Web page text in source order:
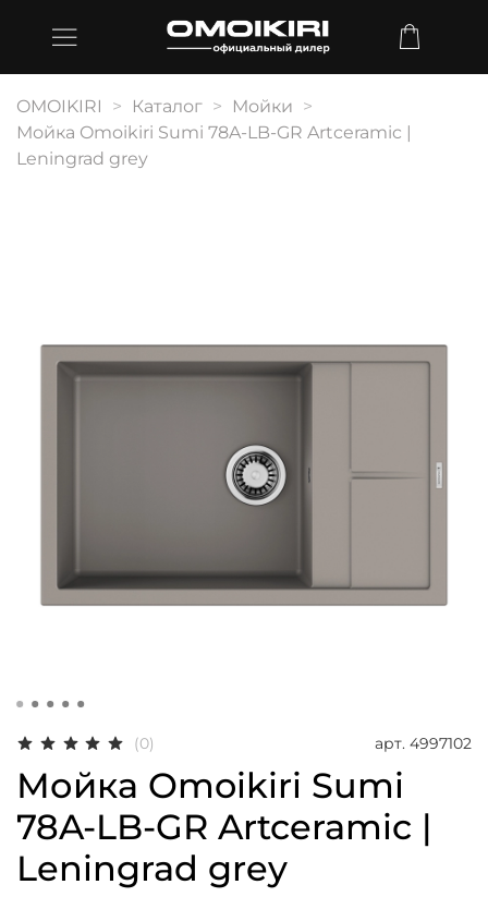
OMOIKIRI Каталог
Мойки
Мойка Omoikiri Sumi 78A-LB-GR Artceramic |
Leningrad grey
(0) арт. 4997102
Мойка Omoikiri Sumi
78A-LB-GR Artceramic |
Leningrad grey